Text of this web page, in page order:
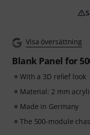
Visa översättning
Blank Panel for
With a 3D relief look
Material: 2 mm
Made in Germany
The 500-module